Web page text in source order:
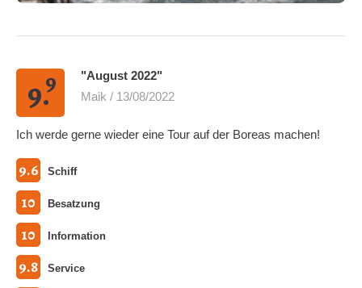
9.9
"August 2022"
Maik / 13/08/2022
Ich werde gerne wieder eine Tour auf der Boreas machen!
9.6 Schiff
10 Besatzung
10 Information
9.8 Service